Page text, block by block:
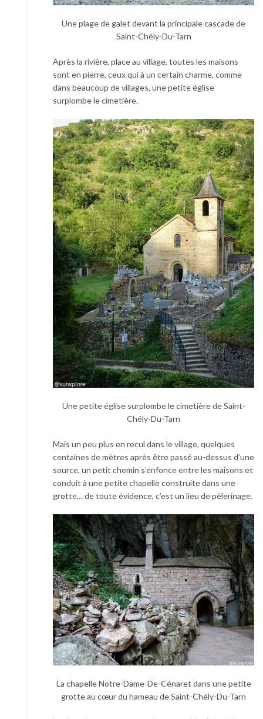
Une plage de galet devant la principale cascade de
Saint-Chély-Du-Tarn
Après la rivière, place au village, toutes les maisons
sont en pierre, ceux qui à un certain charme, comme
dans beaucoup de villages, une petite église
surplombe le cimetière.
Une petite église surplombe le cimetière de Saint-
Chély-Du-Tarn
Mais un peu plus en recul dans le village, quelques
centaines de mètres après être passé au-dessus d’une
source, un petit chemin s’enfonce entre les maisons et
conduit à une petite chapelle construite dans une
grotte… de toute évidence, c’est un lieu de pèlerinage.
La chapelle Notre-Dame-De-Cénaret dans une petite
grotte au cœur du hameau de Saint-Chély-Du-Tarn